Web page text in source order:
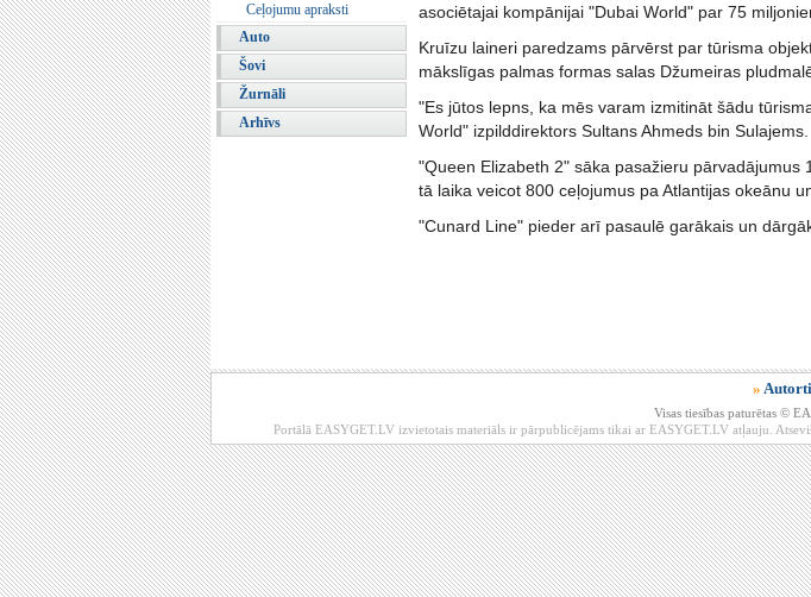
Ceļojumu apraksti
Auto
Šovi
Žurnāli
Arhīvs
asociētajai kompānijai "Dubai World" par 75
Kruīzu laineri paredzams pārvērst par tūrisma
mākslīgas palmas formas salas Džumeiras
"Es jūtos lepns, ka mēs varam izmitināt šādu
World" izpilddirektors Sultans Ahmeds bin Sulajems.
"Queen Elizabeth 2" sāka pasažieru pārvadājumus
tā laika veicot 800 ceļojumus pa Atlantijas okeānu
"Cunard Line" pieder arī pasaulē garākais un
»
Visas tiesības paturētas ©
Portālā EASYGET.LV izvietotais materiāls ir pārpublicējams tikai ar EASYGET.LV atļauju.